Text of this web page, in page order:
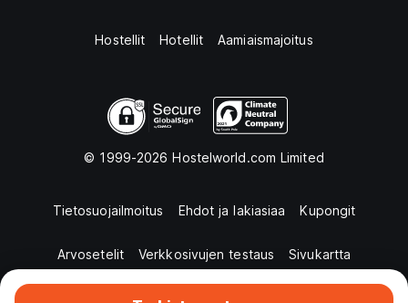
Hostellit Hotellit Aamiaismajoitus
© 1999-2026 Hostelworld.com Limited
Tietosuojailmoitus Ehdot ja lakiasiaa Kupongit
Arvosetelit Verkkosivujen testaus Sivukartta